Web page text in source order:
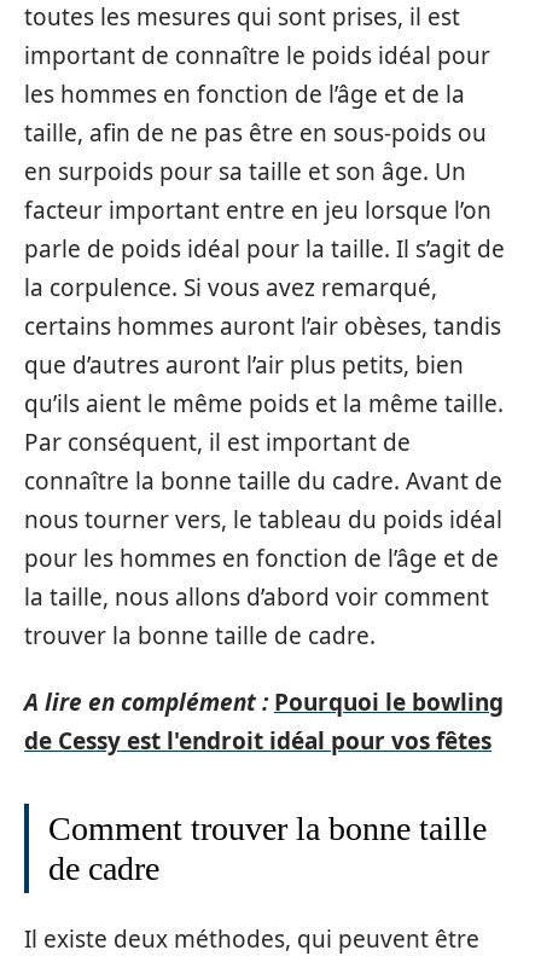
toutes les mesures qui sont prises, il est
important de connaître le poids idéal pour
les hommes en fonction de l’âge et de la
taille, afin de ne pas être en sous-poids ou
en surpoids pour sa taille et son âge. Un
facteur important entre en jeu lorsque l’on
parle de poids idéal pour la taille. Il s’agit de
la corpulence. Si vous avez remarqué,
certains hommes auront l’air obèses, tandis
que d’autres auront l’air plus petits, bien
qu’ils aient le même poids et la même taille.
Par conséquent, il est important de
connaître la bonne taille du cadre. Avant de
nous tourner vers, le tableau du poids idéal
pour les hommes en fonction de l’âge et de
la taille, nous allons d’abord voir comment
trouver la bonne taille de cadre.
A lire en complément : Pourquoi le bowling
de Cessy est l'endroit idéal pour vos fêtes
Comment trouver la bonne taille
de cadre
Il existe deux méthodes, qui peuvent être